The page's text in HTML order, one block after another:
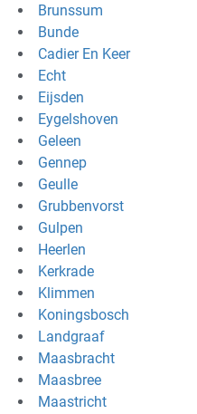
Brunssum
Bunde
Cadier En Keer
Echt
Eijsden
Eygelshoven
Geleen
Gennep
Geulle
Grubbenvorst
Gulpen
Heerlen
Kerkrade
Klimmen
Koningsbosch
Landgraaf
Maasbracht
Maasbree
Maastricht